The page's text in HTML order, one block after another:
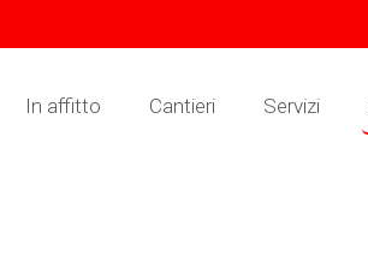
In affitto Cantieri Servizi